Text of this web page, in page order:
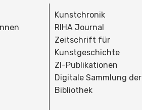
Kunstchronik
RIHA Journal
Zeitschrift für
Kunstgeschichte
ZI-Publikationen
Digitale Sammlung der
Bibliothek